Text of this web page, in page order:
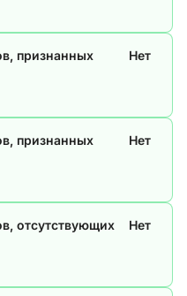
признанных
Нет
признанных
Нет
отсутствующих
Нет